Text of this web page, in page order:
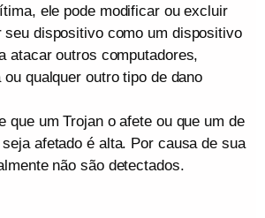
ele pode modificar ou excluir
seu dispositivo como um dispositivo
atacar outros computadores,
qualquer outro tipo de dano
que um Trojan o afete ou que um de
afetado é alta. Por causa de sua
não são detectados.